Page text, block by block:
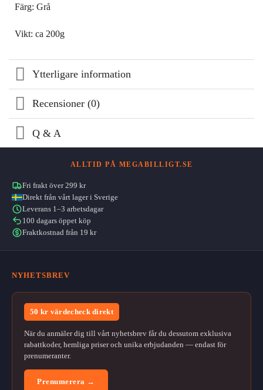
Färg: Grå
Vikt: ca 200g
Ytterligare information
Recensioner (0)
Q & A
ALLTID PÅ MEGABILLIGT.SE
Fri frakt över 299 kr
Direkt från vårt lager i Sverige
Leverans 1–3 arbetsdagar
100 dagars öppet köp
Fraktkostnad från 19 kr
NYHETSBREV
50 kr värdecheck direkt
När du anmäler dig till vårt nyhetsbrev får du dessutom exklusiva
rabattkoder, hemliga priser och unika erbjudanden — endast för
prenumeranter.
Prenumerera →